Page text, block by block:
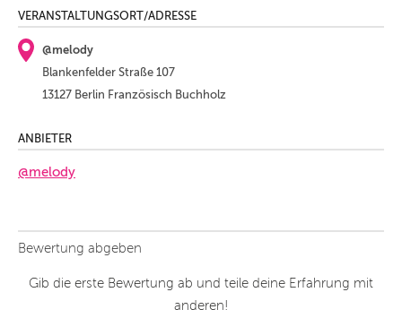
VERANSTALTUNGSORT/ADRESSE
@melody
Blankenfelder Straße 107
13127 Berlin Französisch Buchholz
ANBIETER
@melody
Bewertung abgeben
Gib die erste Bewertung ab und teile deine Erfahrung mit
anderen!